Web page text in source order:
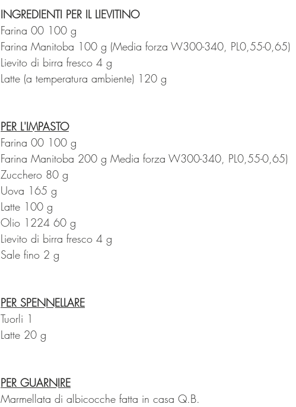
INGREDIENTI PER IL LIEVITINO
Farina 00 100 g
Farina Manitoba 100 g (Media forza W300-340, PL0,55-0,65)
Lievito di birra fresco 4 g
Latte (a temperatura ambiente) 120 g
PER L'IMPASTO
Farina 00 100 g
Farina Manitoba 200 g Media forza W300-340, PL0,55-0,65)
Zucchero 80 g
Uova 165 g
Latte 100 g
Olio 1224 60 g
Lievito di birra fresco 4 g
Sale fino 2 g
PER SPENNELLARE
Tuorli 1
Latte 20 g
PER GUARNIRE
Marmellata di albicocche fatta in casa Q.B.